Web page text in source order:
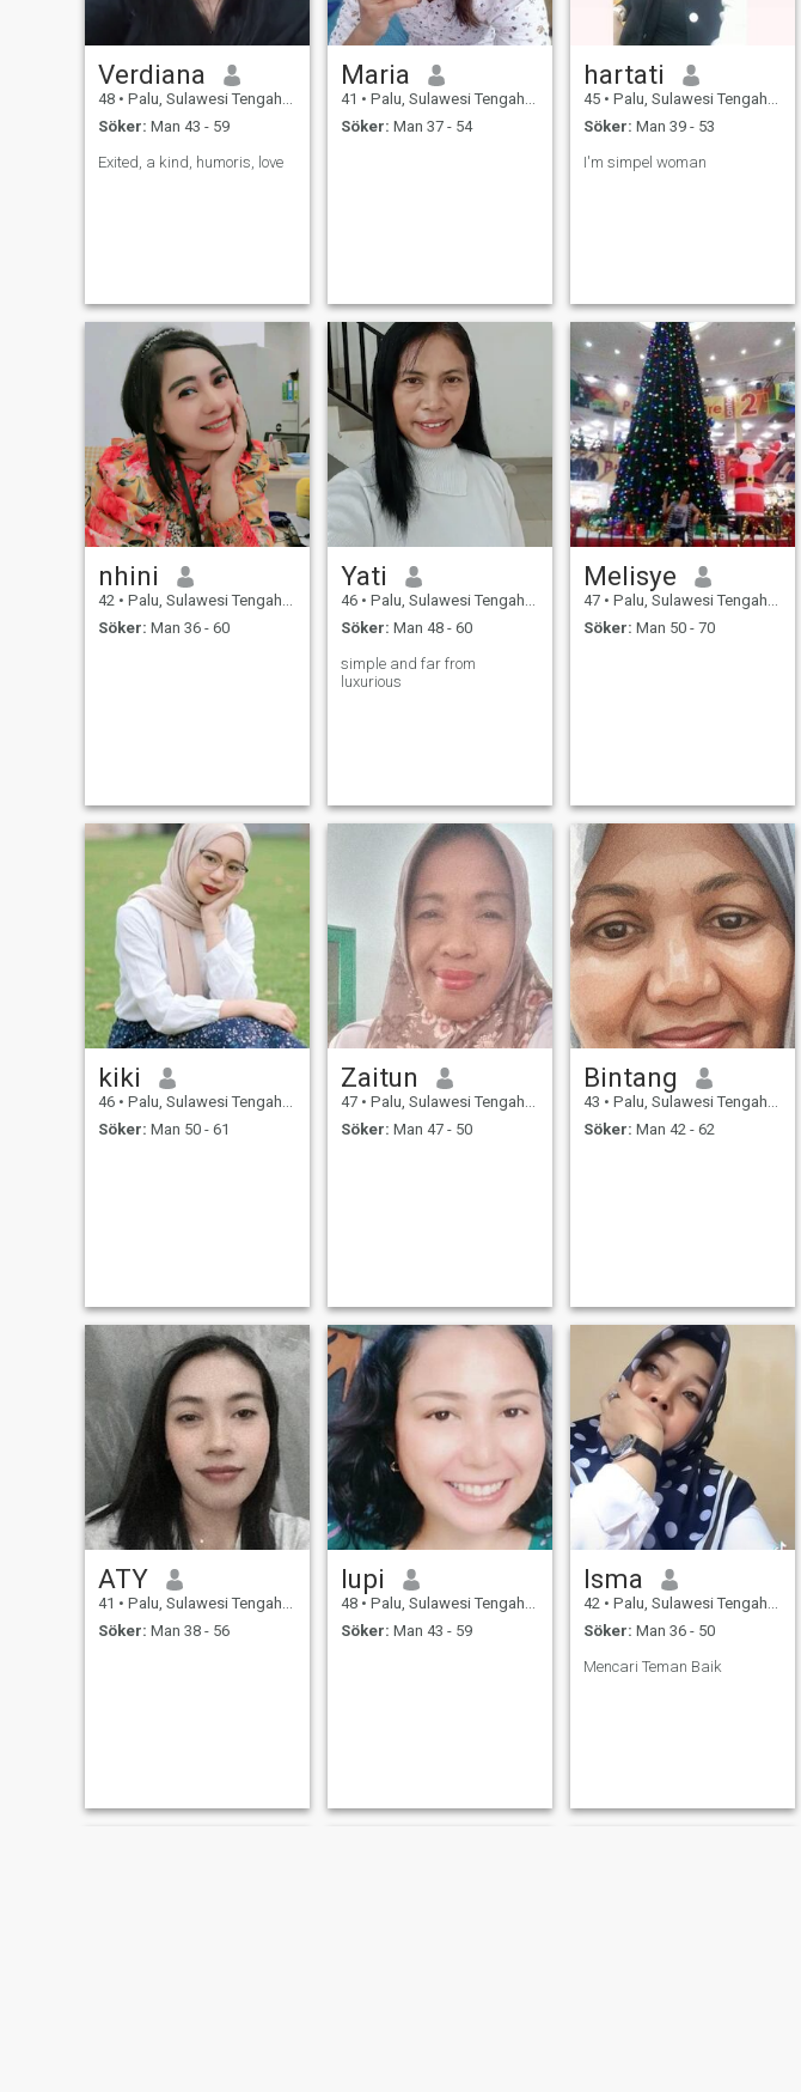
Verdiana
48 • Palu, Sulawesi Tengah, Indonesien
Söker: Man 43 - 59
Exited, a kind, humoris, love
Maria
41 • Palu, Sulawesi Tengah, Indonesien
Söker: Man 37 - 54
hartati
45 • Palu, Sulawesi Tengah, Indonesien
Söker: Man 39 - 53
I'm simpel woman
nhini
42 • Palu, Sulawesi Tengah, Indonesien
Söker: Man 36 - 60
Yati
46 • Palu, Sulawesi Tengah, Indonesien
Söker: Man 48 - 60
simple and far from
luxurious
Melisye
47 • Palu, Sulawesi Tengah, Indonesien
Söker: Man 50 - 70
kiki
46 • Palu, Sulawesi Tengah, Indonesien
Söker: Man 50 - 61
Zaitun
47 • Palu, Sulawesi Tengah, Indonesien
Söker: Man 47 - 50
Bintang
43 • Palu, Sulawesi Tengah, Indonesien
Söker: Man 42 - 62
ATY
41 • Palu, Sulawesi Tengah, Indonesien
Söker: Man 38 - 56
lupi
48 • Palu, Sulawesi Tengah, Indonesien
Söker: Man 43 - 59
Isma
42 • Palu, Sulawesi Tengah, Indonesien
Söker: Man 36 - 50
Mencari Teman Baik